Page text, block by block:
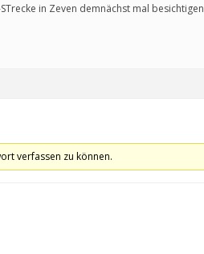
in Zeven demnächst mal besichtigen
verfassen zu können.